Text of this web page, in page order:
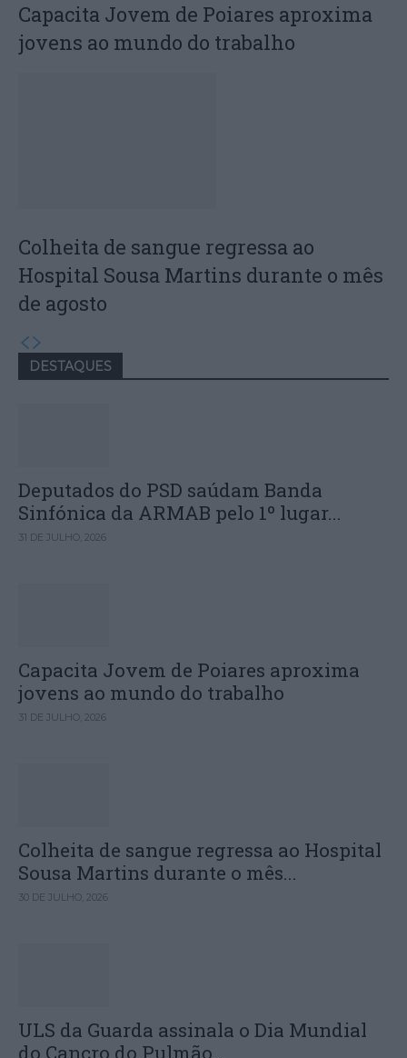
Capacita Jovem de Poiares aproxima
jovens ao mundo do trabalho
Colheita de sangue regressa ao
Hospital Sousa Martins durante o mês
de agosto
DESTAQUES
Deputados do PSD saúdam Banda
Sinfónica da ARMAB pelo 1º lugar...
31 DE JULHO, 2026
Capacita Jovem de Poiares aproxima
jovens ao mundo do trabalho
31 DE JULHO, 2026
Colheita de sangue regressa ao Hospital
Sousa Martins durante o mês...
30 DE JULHO, 2026
ULS da Guarda assinala o Dia Mundial
do Cancro do Pulmão...